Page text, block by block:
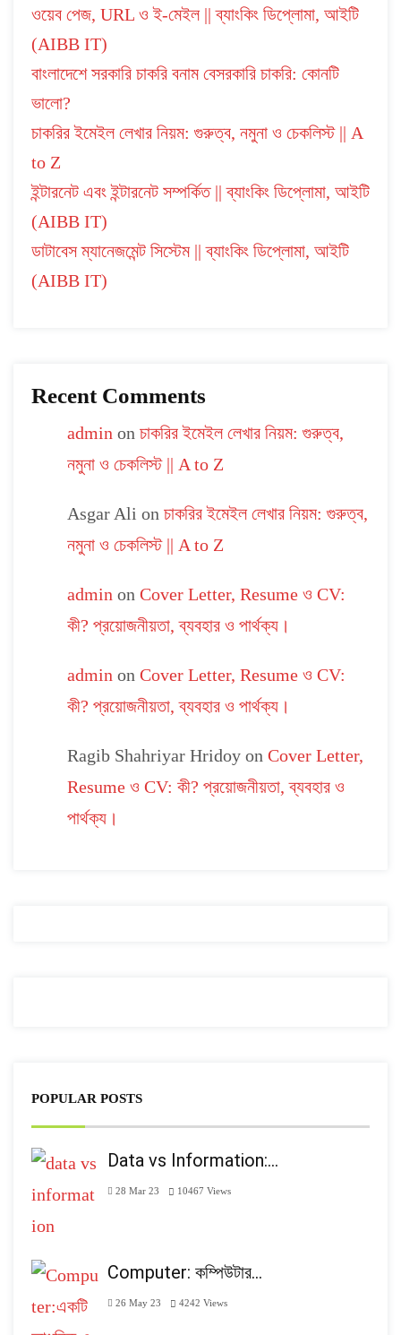
ওয়েব পেজ, URL ও ই-মেইল || ব্যাংকিং ডিপ্লোমা, আইটি
(AIBB IT)
বাংলাদেশে সরকারি চাকরি বনাম বেসরকারি চাকরি: কোনটি
ভালো?
চাকরির ইমেইল লেখার নিয়ম: গুরুত্ব, নমুনা ও চেকলিস্ট || A
to Z
ইন্টারনেট এবং ইন্টারনেট সম্পর্কিত || ব্যাংকিং ডিপ্লোমা, আইটি
(AIBB IT)
ডাটাবেস ম্যানেজমেন্ট সিস্টেম || ব্যাংকিং ডিপ্লোমা, আইটি
(AIBB IT)
Recent Comments
admin on চাকরির ইমেইল লেখার নিয়ম: গুরুত্ব,
নমুনা ও চেকলিস্ট || A to Z
Asgar Ali on চাকরির ইমেইল লেখার নিয়ম: গুরুত্ব,
নমুনা ও চেকলিস্ট || A to Z
admin on Cover Letter, Resume ও CV:
কী? প্রয়োজনীয়তা, ব্যবহার ও পার্থক্য।
admin on Cover Letter, Resume ও CV:
কী? প্রয়োজনীয়তা, ব্যবহার ও পার্থক্য।
Ragib Shahriyar Hridoy on Cover Letter,
Resume ও CV: কী? প্রয়োজনীয়তা, ব্যবহার ও
পার্থক্য।
POPULAR POSTS
Data vs Information:…
28 Mar 23 10467 Views
Computer: কম্পিউটার…
26 May 23 4242 Views